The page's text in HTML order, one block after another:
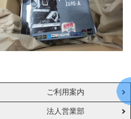
ご利用案内
法人営業部